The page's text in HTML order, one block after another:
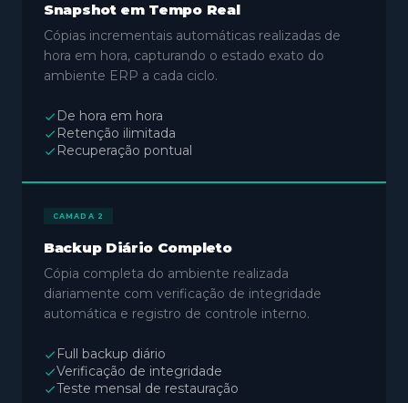
Snapshot em Tempo Real
Cópias incrementais automáticas realizadas de
hora em hora, capturando o estado exato do
ambiente ERP a cada ciclo.
De hora em hora
Retenção ilimitada
Recuperação pontual
CAMADA 2
Backup Diário Completo
Cópia completa do ambiente realizada
diariamente com verificação de integridade
automática e registro de controle interno.
Full backup diário
Verificação de integridade
Teste mensal de restauração